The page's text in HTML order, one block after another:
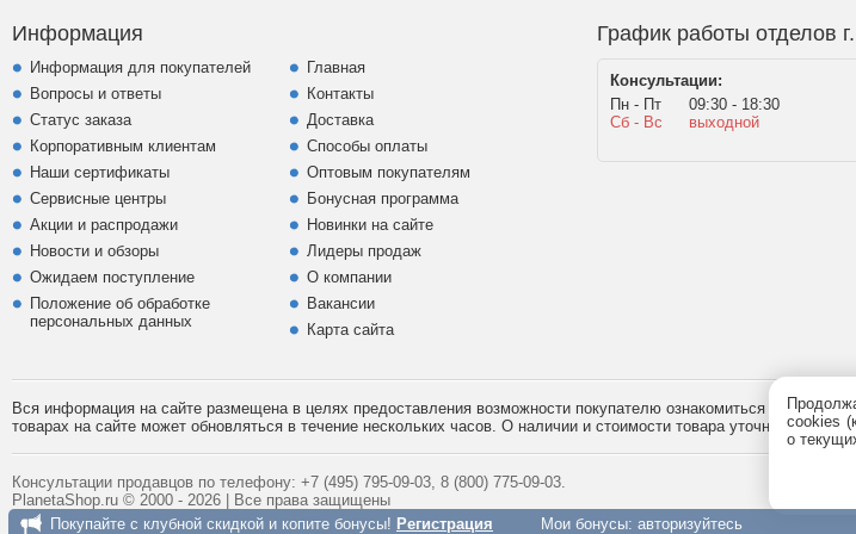
Информация
Информация для покупателей
Вопросы и ответы
Статус заказа
Корпоративным клиентам
Наши сертификаты
Сервисные центры
Акции и распродажи
Новости и обзоры
Ожидаем поступление
Положение об обработке
персональных данных
Главная
Контакты
Доставка
Способы оплаты
Оптовым покупателям
Бонусная программа
Новинки на сайте
Лидеры продаж
О компании
Вакансии
Карта сайта
График работы отделов
Консультации:
Пн - Пт
09:30 - 18:30
Сб - Вс
выходной
Вся информация на сайте размещена в целях предоставления возможности покупателю ознакомиться с
товарах на сайте может обновляться в течение нескольких часов. О наличии и стоимости товара уточняйте у
Консультации продавцов по телефону: +7 (495) 795-09-03, 8 (800) 775-09-03.
PlanetaShop.ru © 2000 - 2026 | Все права защищены
Покупайте с клубной скидкой и копите бонусы! Регистрация Мои бонусы: авторизуйтесь
cookies
о